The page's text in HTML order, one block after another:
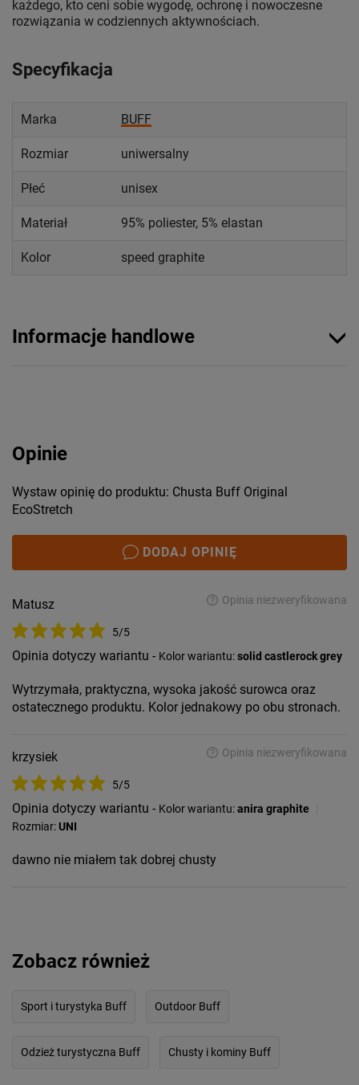
każdego, kto ceni sobie wygodę, ochronę i nowoczesne
rozwiązania w codziennych aktywnościach.
Specyfikacja
Marka BUFF
Rozmiar uniwersalny
Płeć unisex
Materiał 95% poliester, 5% elastan
Kolor speed graphite
Informacje handlowe
Opinie
Wystaw opinię do produktu: Chusta Buff Original
EcoStretch
DODAJ OPINIĘ
Matusz
5/5
Opinia niezweryfikowana
Opinia dotyczy wariantu - Kolor wariantu:solid castlerock grey
Wytrzymała, praktyczna, wysoka jakość surowca oraz
ostatecznego produktu. Kolor jednakowy po obu stronach.
krzysiek
5/5
Opinia niezweryfikowana
Opinia dotyczy wariantu - Kolor wariantu:anira graphite
Rozmiar:UNI
dawno nie miałem tak dobrej chusty
Zobacz również
Sport i turystyka Buff Outdoor Buff
Odzież turystyczna Buff Chusty i kominy Buff